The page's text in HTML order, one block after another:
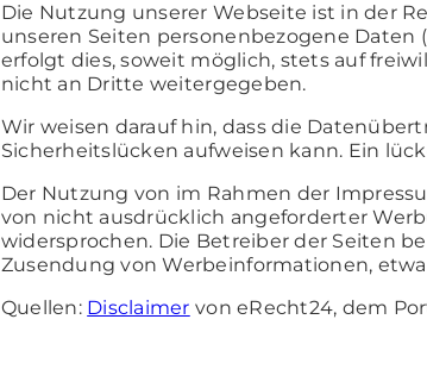
Die Nutzung unserer Webseite ist in der
unseren Seiten personenbezogene Daten
erfolgt dies, soweit möglich, stets auf
nicht an Dritte weitergegeben.
Wir weisen darauf hin, dass die
Sicherheitslücken aufweisen kann. Ein
Der Nutzung von im Rahmen der
von nicht ausdrücklich angeforderter
widersprochen. Die Betreiber der Seiten
Zusendung von Werbeinformationen,
Quellen: Disclaimer von eRecht24, dem